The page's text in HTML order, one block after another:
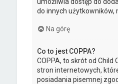
do innych użytkowników,
Na górę
Co to jest COPPA?
COPPA, to skrót od Child
stron internetowych,
posiadania pisemnej